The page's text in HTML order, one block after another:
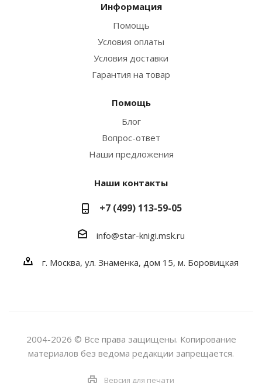
Информация
Помощь
Условия оплаты
Условия доставки
Гарантия на товар
Помощь
Блог
Вопрос-ответ
Наши предложения
Наши контакты
+7 (499) 113-59-05
info@star-knigi.msk.ru
г. Москва, ул. Знаменка, дом 15, м. Боровицкая
2004-2026 © Все права защищены. Копирование
материалов без ведома редакции запрещается.
Версия для печати